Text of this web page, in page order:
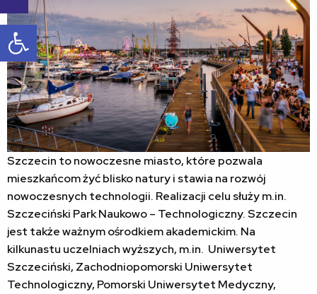
Otwórz pasek narzędzi
Szczecin to nowoczesne miasto, które pozwala
mieszkańcom żyć blisko natury i stawia na rozwój
nowoczesnych technologii. Realizacji celu służy m.in.
Szczeciński Park Naukowo – Technologiczny. Szczecin
jest także ważnym ośrodkiem akademickim. Na
kilkunastu uczelniach wyższych, m.in. Uniwersytet
Szczeciński, Zachodniopomorski Uniwersytet
Technologiczny, Pomorski Uniwersytet Medyczny,